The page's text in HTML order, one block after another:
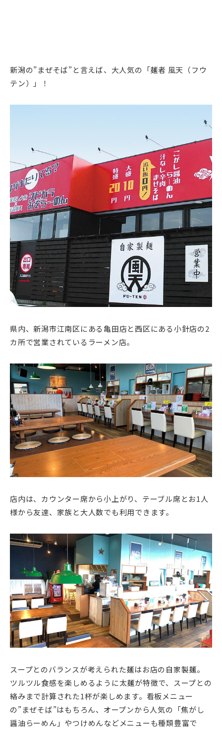
新潟の”まぜそば”と言えば、大人気の「麺者 風天（フウ
テン）」！
県内、新潟市江南区にある亀田店と西区にある小針店の2
カ所で営業されているラーメン店。
店内は、カウンター席から小上がり、テーブル席とお1人
様から友達、家族と大人数でも利用できます。
スープとのバランスが考えられた麺はお店の自家製麺。
ツルツル食感を楽しめるように太麺が特徴で、スープとの
絡みまで計算された1杯が楽しめます。看板メニュー
の”まぜそば”はもちろん、オープンから人気の「焦がし
醤油らーめん」やつけめんなどメニューも種類豊富で